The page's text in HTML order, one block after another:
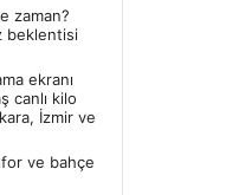
zaman?
beklentisi
ekranı
canlı kilo
İzmir ve
ve bahçe